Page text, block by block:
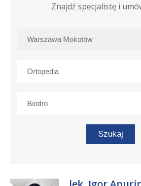
Znajdź specjalistę i